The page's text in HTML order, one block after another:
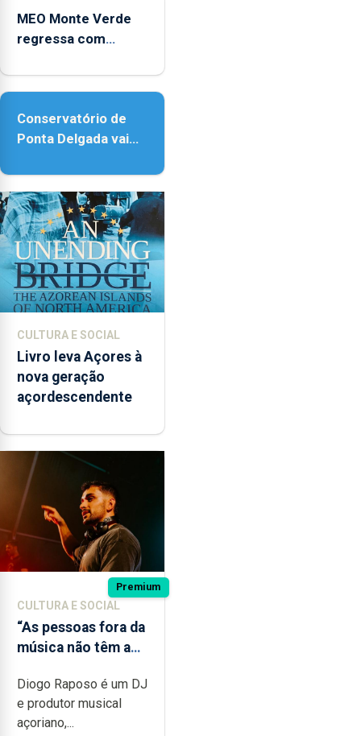
MEO Monte Verde
regressa com
acessibilidade
Conservatório de
Ponta Delgada vai
instrumentos
CULTURA E SOCIAL
Livro leva Açores à
nova geração
açordescendente
Premium
CULTURA E SOCIAL
“As pessoas fora da
música não têm a
difícil é produzir
uma música”
Diogo Raposo é um DJ
e produtor musical
açoriano,...